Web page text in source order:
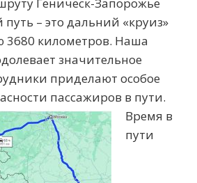
путь – это дальний «круиз»
3680 километров. Наша
значительное
приделают особое
пассажиров в пути.
Время в
пути